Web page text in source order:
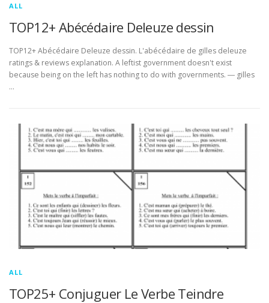
ALL
TOP12+ Abécédaire Deleuze dessin
TOP12+ Abécédaire Deleuze dessin. L'abécédaire de gilles deleuze
ratings & reviews explanation. A leftist government doesn't exist
because being on the left has nothing to do with governments. ― gilles
…
ALL
TOP25+ Conjuguer Le Verbe Teindre